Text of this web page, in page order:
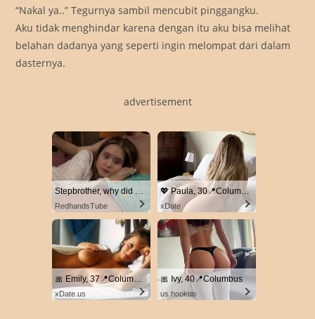
“Nakal ya..” Tegurnya sambil mencubit pinggangku.
Aku tidak menghindar karena dengan itu aku bisa melihat
belahan dadanya yang seperti ingin melompat dari dalam
dasternya.
advertisement
Stepbrother, why did you show me your dick? Now I want to fuck you with my wet pussy
RedhandsTube
💖 Paula, 30📍Columbus
xDate
🎀 Emily, 37📍Columbus
xDate.us
🎀 Ivy, 40📍Columbus
us.hookup